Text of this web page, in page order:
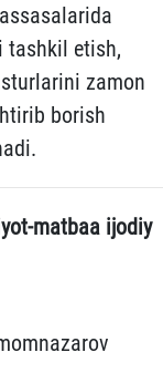
tashkil etish,
zamon
borish
matbaa ijodiy